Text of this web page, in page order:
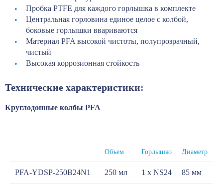
Пробка PTFE для каждого горлышка в комплекте
Центральная горловина единое целое с колбой,
боковые горлышки ввариваются
Материал PFA высокой чистоты, полупрозрачный,
чистый
Высокая коррозионная стойкость
Технические характеристики:
Круглодонные колбы PFA
Объем Горлышко Диаметр
PFA-YDSP-250B24N1 250 мл 1 х NS24 85 мм